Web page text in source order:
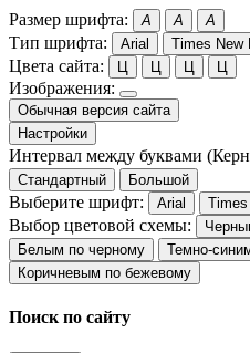
Размер шрифта: A A A
Тип шрифта: Arial Times New
Цвета сайта: Ц Ц Ц Ц
Изображения:
Обычная версия сайта
Настройки
Интервал между буквами
Стандартный
Большой
Выберите шрифт: Arial
Выбор цветовой схемы:
Белым по черному
Темно-
Коричневым по бежевому
Поиск по сайту